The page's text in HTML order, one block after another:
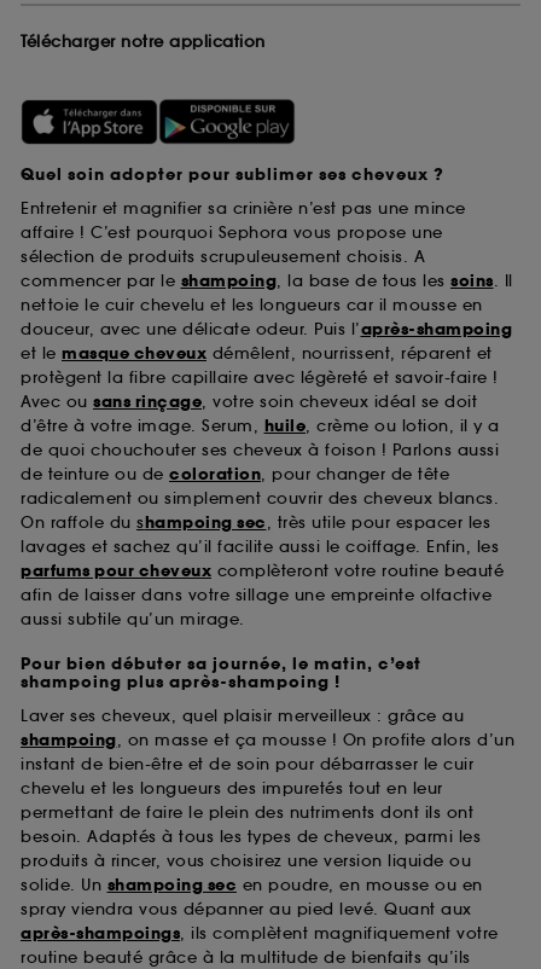
Télécharger notre application
Quel soin adopter pour sublimer ses cheveux ?
Entretenir et magnifier sa crinière n’est pas une mince
affaire ! C’est pourquoi Sephora vous propose une
sélection de produits scrupuleusement choisis. A
commencer par le shampoing, la base de tous les soins. Il
nettoie le cuir chevelu et les longueurs car il mousse en
douceur, avec une délicate odeur. Puis l’après-shampoing
et le masque cheveux démêlent, nourrissent, réparent et
protègent la fibre capillaire avec légèreté et savoir-faire !
Avec ou sans rinçage, votre soin cheveux idéal se doit
d’être à votre image. Serum, huile, crème ou lotion, il y a
de quoi chouchouter ses cheveux à foison ! Parlons aussi
de teinture ou de coloration, pour changer de tête
radicalement ou simplement couvrir des cheveux blancs.
On raffole du shampoing sec, très utile pour espacer les
lavages et sachez qu’il facilite aussi le coiffage. Enfin, les
parfums pour cheveux complèteront votre routine beauté
afin de laisser dans votre sillage une empreinte olfactive
aussi subtile qu’un mirage.
Pour bien débuter sa journée, le matin, c’est
shampoing plus après-shampoing !
Laver ses cheveux, quel plaisir merveilleux : grâce au
shampoing, on masse et ça mousse ! On profite alors d’un
instant de bien-être et de soin pour débarrasser le cuir
chevelu et les longueurs des impuretés tout en leur
permettant de faire le plein des nutriments dont ils ont
besoin. Adaptés à tous les types de cheveux, parmi les
produits à rincer, vous choisirez une version liquide ou
solide. Un shampoing sec en poudre, en mousse ou en
spray viendra vous dépanner au pied levé. Quant aux
après-shampoings, ils complètent magnifiquement votre
routine beauté grâce à la multitude de bienfaits qu’ils